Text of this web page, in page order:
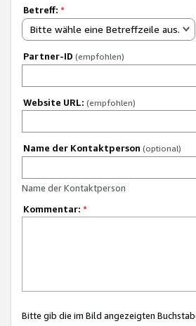
Betreff: *
Bitte wähle eine Betreffzeile aus.
Partner-ID (empfohlen)
Website URL: (empfohlen)
Name der Kontaktperson (optional)
Name der Kontaktperson
Kommentar: *
Bitte gib die im Bild angezeigten